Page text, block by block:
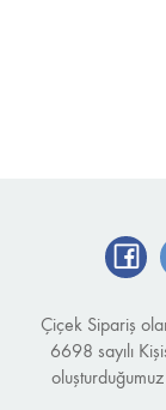
Çiçek Sipariş
6698 sayılı